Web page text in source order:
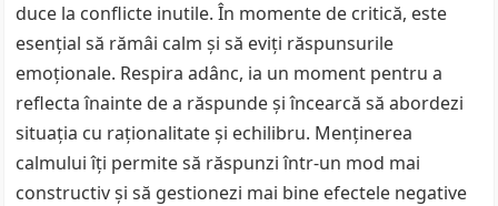
duce la conflicte inutile. În momente de critică, este
esențial să rămâi calm și să eviți răspunsurile
emoționale. Respira adânc, ia un moment pentru a
reflecta înainte de a răspunde și încearcă să abordezi
situația cu raționalitate și echilibru. Menținerea
calmului îți permite să răspunzi într-un mod mai
constructiv și să gestionezi mai bine efectele negative